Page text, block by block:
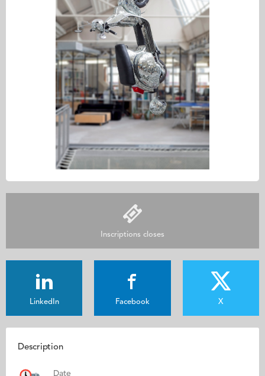
Inscriptions closes
LinkedIn Facebook X
Description
Date